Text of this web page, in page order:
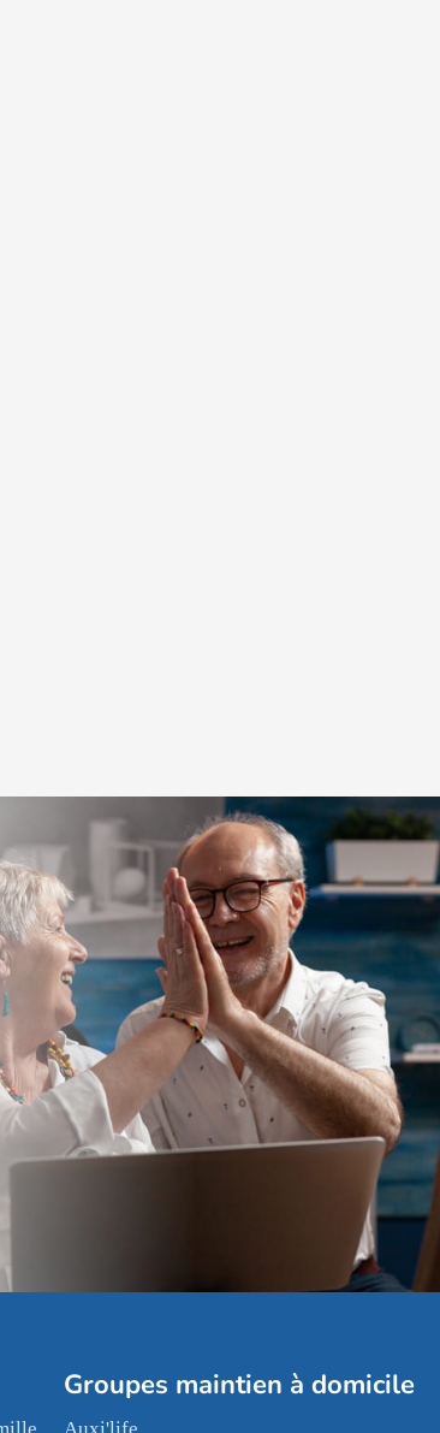
Groupes maintien à domicile